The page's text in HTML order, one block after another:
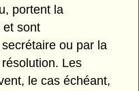
portent la
et sont
ou par la
Les
le cas échéant,